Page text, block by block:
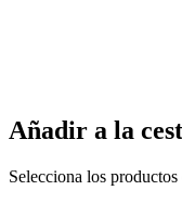
Añadir a la
Selecciona los